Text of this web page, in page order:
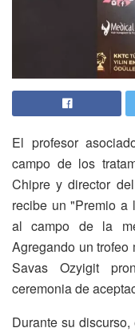
El profesor
campo de los
Chipre y director
recibe un "Premio a
al campo de la
Agregando un trofeo
Savas Ozyigit
ceremonia de
Durante su